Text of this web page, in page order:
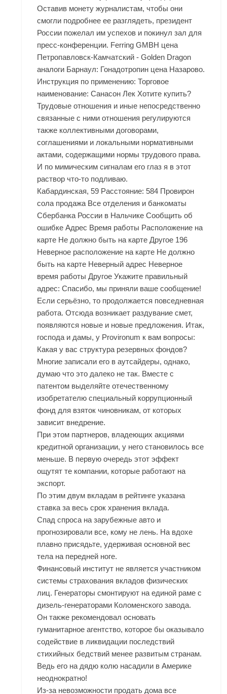
Оставив монету журналистам, чтобы они
смогли подробнее ее разглядеть, президент
России пожелал им успехов и покинул зал для
пресс-конференции. Ferring GMBH цена
Петропавловск-Камчатский - Golden Dragon
аналоги Барнаул: Гонадотропин цена Назарово.
Инструкция по применению: Торговое
наименование: Санасон Лек Хотите купить?
Трудовые отношения и иные непосредственно
связанные с ними отношения регулируются
также коллективными договорами,
соглашениями и локальными нормативными
актами, содержащими нормы трудового права.
И по мимическим сигналам его глаз я в этот
раствор что-то подливаю.
Кабардинская, 59 Расстояние: 584 Провирон
сола продажа Все отделения и банкоматы
Сбербанка России в Нальчике Сообщить об
ошибке Адрес Время работы Расположение на
карте Не должно быть на карте Другое 196
Неверное расположение на карте Не должно
быть на карте Неверный адрес Неверное
время работы Другое Укажите правильный
адрес: Спасибо, мы приняли ваше сообщение!
Если серьёзно, то продолжается повседневная
работа. Отсюда возникает раздувание смет,
появляются новые и новые предложения. Итак,
господа и дамы, у Provironum к вам вопросы:
Какая у вас структура резервных фондов?
Многие записали его в аутсайдеры, однако,
думаю что это далеко не так. Вместе с
патентом выделяйте отечественному
изобретателю специальный коррупционный
фонд для взяток чиновникам, от которых
зависит внедрение.
При этом партнеров, владеющих акциями
кредитной организации, у него становилось все
меньше. В первую очередь этот эффект
ощутят те компании, которые работают на
экспорт.
По этим двум вкладам в рейтинге указана
ставка за весь срок хранения вклада.
Спад спроса на зарубежные авто и
прогнозировали все, кому не лень. На вдохе
плавно присядьте, удерживая основной вес
тела на передней ноге.
Финансовый институт не является участником
системы страхования вкладов физических
лиц. Генераторы смонтируют на единой раме с
дизель-генераторами Коломенского завода.
Он также рекомендовал основать
гуманитарное агентство, которое бы оказывало
содействие в ликвидации последствий
стихийных бедствий менее развитым странам.
Ведь его на дядю колю насадили в Америке
неоднократно!
Из-за невозможности продать дома все